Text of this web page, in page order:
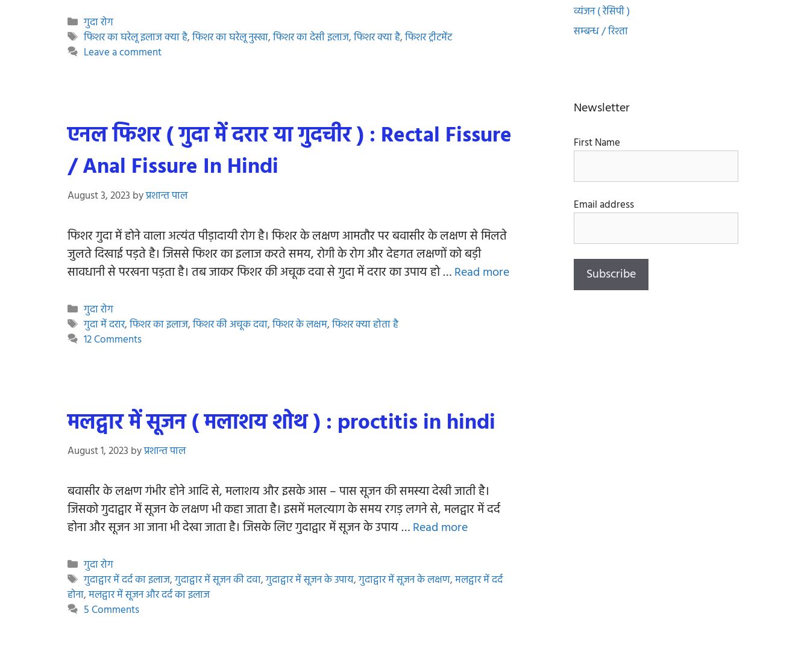
Categories
गुदा रोग
Tags
फिशर का घरेलू इलाज क्या है,फिशर का घरेलू नुस्खा,फिशर का देसी इलाज,फिशर क्या है,फिशर ट्रीटमेंट
Leave a comment
एनल फिशर ( गुदा में दरार या गुदचीर ) : Rectal Fissure
/ Anal Fissure In Hindi
August 3, 2023 byप्रशान्त पाल
फिशर गुदा में होने वाला अत्यंत पीड़ादायी रोग है। फिशर के लक्षण आमतौर पर बवासीर के लक्षण से मिलते
जुलते दिखाई पड़ते है। जिससे फिशर का इलाज करते समय, रोगी के रोग और देहगत लक्षणों को बड़ी
सावधानी से परखना पड़ता है। तब जाकर फिशर की अचूक दवा से गुदा में दरार का उपाय हो …Read more
Categories
गुदा रोग
Tags
गुदा में दरार,फिशर का इलाज,फिशर की अचूक दवा,फिशर के लक्षम,फिशर क्या होता है
12 Comments
मलद्वार में सूजन ( मलाशय शोथ ) : proctitis in hindi
August 1, 2023 byप्रशान्त पाल
बवासीर के लक्षण गंभीर होने आदि से, मलाशय और इसके आस – पास सूजन की समस्या देखी जाती है।
जिसको गुदाद्वार में सूजन के लक्षण भी कहा जाता है। इसमें मलत्याग के समय रगड़ लगने से, मलद्वार में दर्द
होना और सूजन आ जाना भी देखा जाता है। जिसके लिए गुदाद्वार में सूजन के उपाय …Read more
Categories
गुदा रोग
Tags
गुदाद्वार में दर्द का इलाज,गुदाद्वार में सूजन की दवा,गुदाद्वार में सूजन के उपाय,गुदाद्वार में सूजन के लक्षण,मलद्वार में दर्द
होना,मलद्वार में सूजन और दर्द का इलाज
5 Comments
व्यंजन ( रेसिपी )
सम्बन्ध / रिश्ता
Newsletter
First Name
Email address